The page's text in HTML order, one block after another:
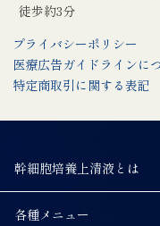
徒歩約3分
プライバシーポリシー
医療広告ガイドラインに
特定商取引に関する表記
幹細胞培養上清液とは
各種メニュー